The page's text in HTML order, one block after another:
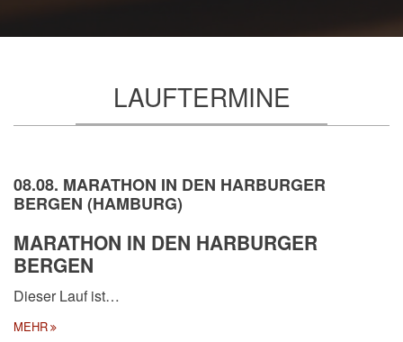
LAUFTERMINE
08.08. MARATHON IN DEN HARBURGER
BERGEN (HAMBURG)
MARATHON IN DEN HARBURGER
BERGEN
Dieser Lauf ist…
MEHR